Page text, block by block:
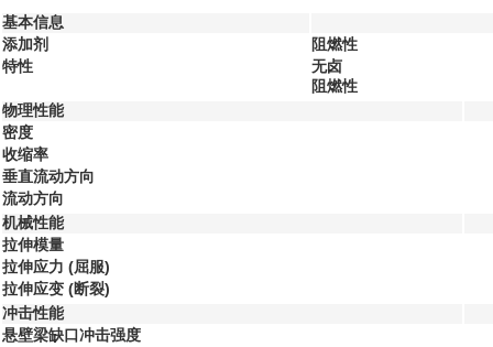
基本信息
添加剂
阻燃性
特性
无卤
阻燃性
物理性能
密度
收缩率
垂直流动方向
流动方向
机械性能
拉伸模量
拉伸应力 (屈服)
拉伸应变 (断裂)
冲击性能
悬壁梁缺口冲击强度